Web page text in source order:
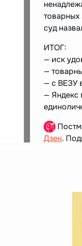
суд
ИТОГ:
— иск
—
— с ВЕЗУ
— Яндекс
Дзен.